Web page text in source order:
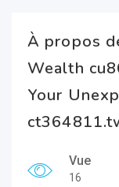
À propos
Wealth
Your
Vue
16